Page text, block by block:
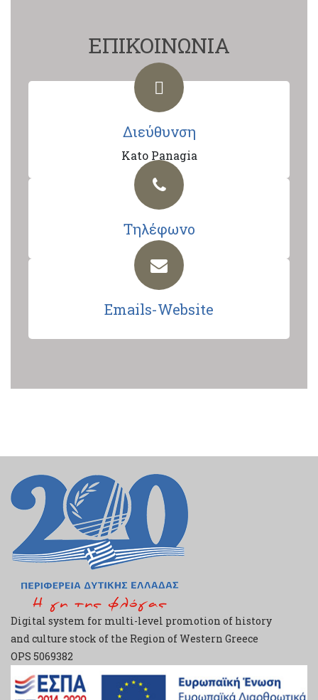
ΕΠΙΚΟΙΝΩΝΙΑ
Διεύθυνση
Kato Panagia
Τηλέφωνο
Emails-Website
Digital system for multi-level promotion of history
and culture stock of the Region of Western Greece
ΟPS 5069382